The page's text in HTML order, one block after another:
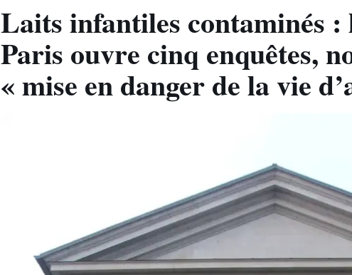
Laits infantiles contaminés :
Paris ouvre cinq enquêtes,
« mise en danger de la vie